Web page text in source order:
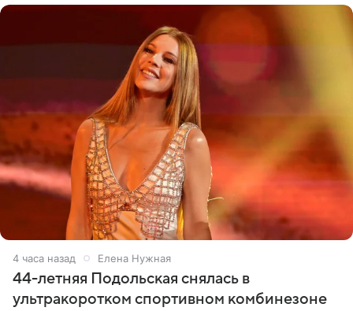
4 часа назад Елена Нужная
44-летняя Подольская снялась в
ультракоротком спортивном комбинезоне